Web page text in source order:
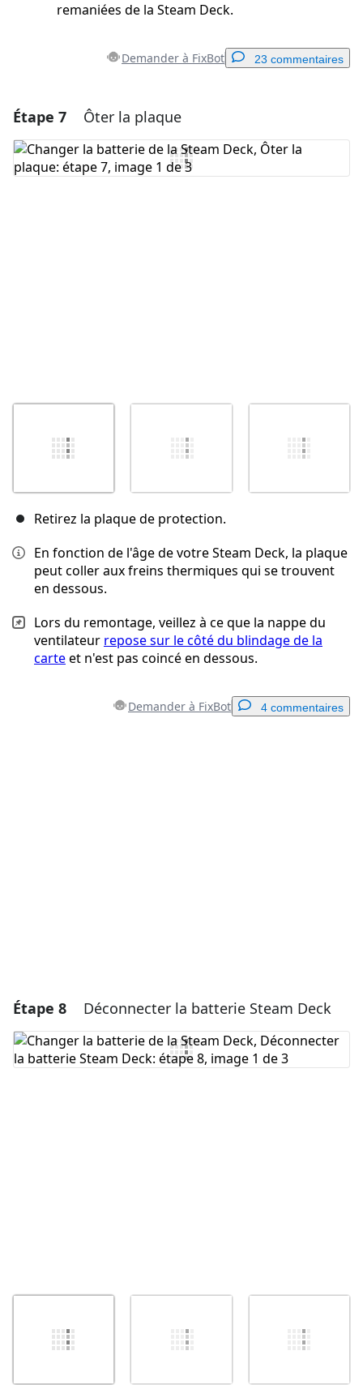
remaniées de la Steam Deck.
Demander à FixBot 23 commentaires
Ajouter un commentaire
Ajouter un commentaire
Étape 7 Ôter la plaque
Retirez la plaque de protection.
En fonction de l'âge de votre Steam Deck, la plaque
peut coller aux freins thermiques qui se trouvent
en dessous.
Lors du remontage, veillez à ce que la nappe du
ventilateur repose sur le côté du blindage de la
carteet n'est pas coincé en dessous.
Demander à FixBot 4 commentaires
Étape 8 Déconnecter la batterie Steam Deck